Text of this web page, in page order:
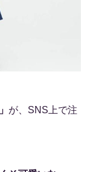
が、SNS上で注